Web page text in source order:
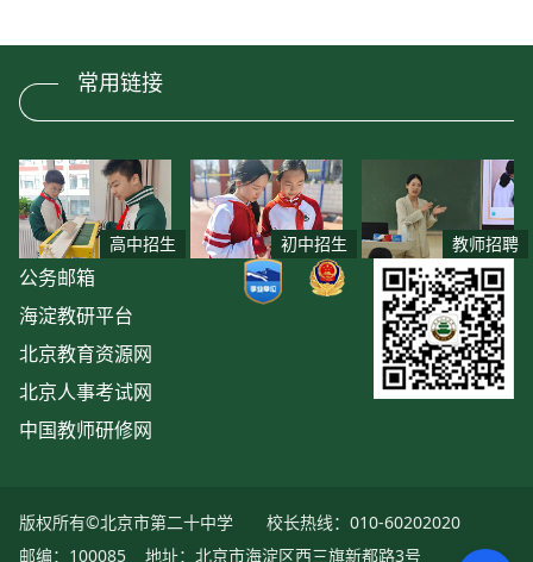
常用链接
高中招生 初中招生 教师招聘
公务邮箱
海淀教研平台
北京教育资源网
北京人事考试网
中国教师研修网
版权所有©北京市第二十中学
校长热线：010-60202020
邮编：100085
地址：北京市海淀区西三旗新都路3号